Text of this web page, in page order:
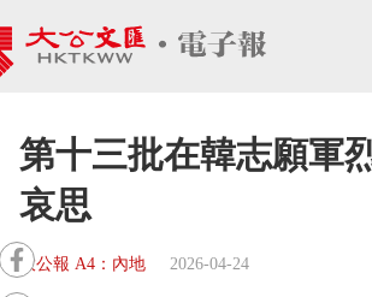
第十三批在韓志願軍
哀思
大公報 A4：內地 2026-04-24